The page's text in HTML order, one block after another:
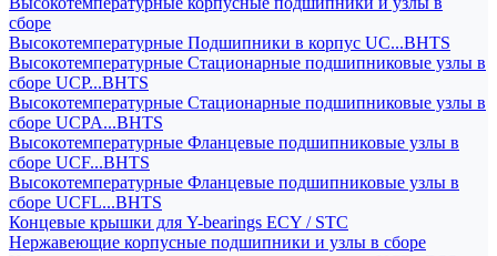
сборе
Высокотемпературные Подшипники в корпус UC...BHTS
Высокотемпературные Стационарные подшипниковые узлы в
сборе UCP...BHTS
Высокотемпературные Стационарные подшипниковые узлы в
сборе UCPA...BHTS
Высокотемпературные Фланцевые подшипниковые узлы в
сборе UCF...BHTS
Высокотемпературные Фланцевые подшипниковые узлы в
сборе UCFL...BHTS
Концевые крышки для Y-bearings ECY / STC
Нержавеющие корпусные подшипники и узлы в сборе